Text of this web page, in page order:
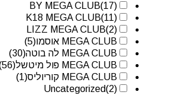
BY MEGA CLUB(17)
K18 MEGA CLUB(11)
LIZZ MEGA CLUB(2)
MEGA CLUB אוסמו
(5)
MEGA CLUB לה בוטה
(30)
MEGA CLUB פול מיטשל
(56)
MEGA CLUB קוריוליס
(1)
Uncategorized(2)